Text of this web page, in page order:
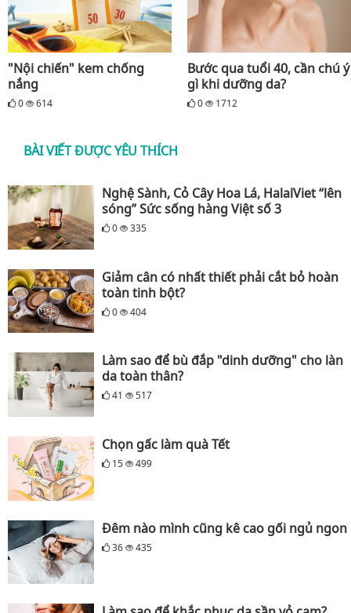
"Nội chiến" kem chống
nắng
0 614
Bước qua tuổi 40, cần chú ý
gì khi dưỡng da?
0 1712
BÀI VIẾT ĐƯỢC YÊU THÍCH
Nghệ Sành, Cỏ Cây Hoa Lá, HalalViet “lên
sóng” Sức sống hàng Việt số 3
0 335
Giảm cân có nhất thiết phải cắt bỏ hoàn
toàn tinh bột?
0 404
Làm sao để bù đắp "dinh dưỡng" cho làn
da toàn thân?
41 517
Chọn gấc làm quà Tết
15 499
Đêm nào mình cũng kê cao gối ngủ ngon
36 435